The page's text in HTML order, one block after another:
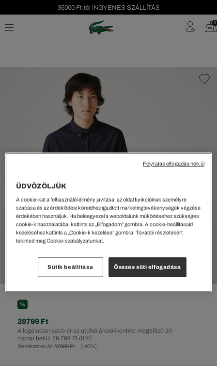
35000 Ft-tól INGYENES SZÁLLÍTÁS
Szezonális leárazás akár -40%! 0
%
Rendszeres ár: 47999 Ft (-40%)
A legalacsonyabb ár az utolsó árcsökkentést megelőző 30
napon belül: 28.799 Ft (0%)
28799 Ft
ÜDVÖZÖLJÜK
A cookie-kat a felhasználói élmény javítása, az oldal funkcióinak személyre
szabása és az érdeklődési köreidhez igazított marketingtevékenységek végzése
érdekében használjuk. Ha beleegyezel a weboldalunk működéséhez szükséges
cookie-k használatába, kattints az „Elfogadom” gombra. A cookie-beállításaid
kezeléséhez kattints a „Cookie-k kezelése” gombra. További részletekért
tekintsd meg Cookie-szabályzatunkat.
Sütik beállítása Összes süti elfogadása
Folytatás elfogadás nélkül